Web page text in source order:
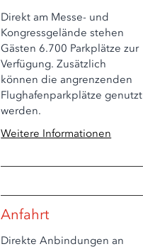
Direkt am Messe- und
Kongressgelände stehen
Gästen 6.700 Parkplätze zur
Verfügung. Zusätzlich
können die angrenzenden
Flughafenparkplätze genutzt
werden.
Weitere Informationen
Anfahrt
Direkte Anbindungen an